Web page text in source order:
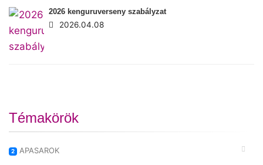
2026 kenguruverseny szabályzat
2026.04.08
Témakörök
2 APASAROK